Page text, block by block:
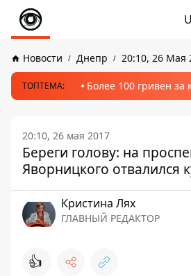
Новости Днепр 20:10, 26 Мая
ТОПТЕМА: Более 100 гривен
20:10, 26 мая 2017
Береги голову: на
Яворницкого отвалился
Кристина Лях
ГЛАВНЫЙ РЕДАКТОР
👍